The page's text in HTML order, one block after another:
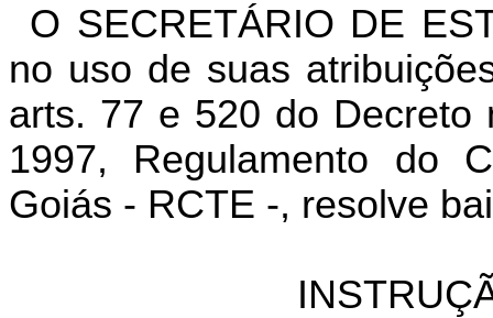
O SECRETÁRIO DE
no uso de suas
arts. 77 e 520 do Decreto
1997, Regulamento do
Goiás - RCTE -, resolve